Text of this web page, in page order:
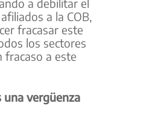
a la COB,
fracasar este
los sectores
fracaso a este
una vergüenza